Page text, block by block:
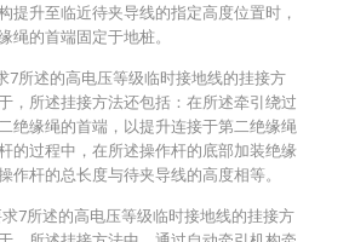
提升至临近待夹导线的指定高度位置时，
绳的首端固定于地桩。
7所述的高电压等级临时接地线的挂接方
，所述挂接方法还包括：在所述牵引绕过
绝缘绳的首端，以提升连接于第二绝缘绳
的过程中，在所述操作杆的底部加装绝缘
作杆的总长度与待夹导线的高度相等。
7所述的高电压等级临时接地线的挂接方